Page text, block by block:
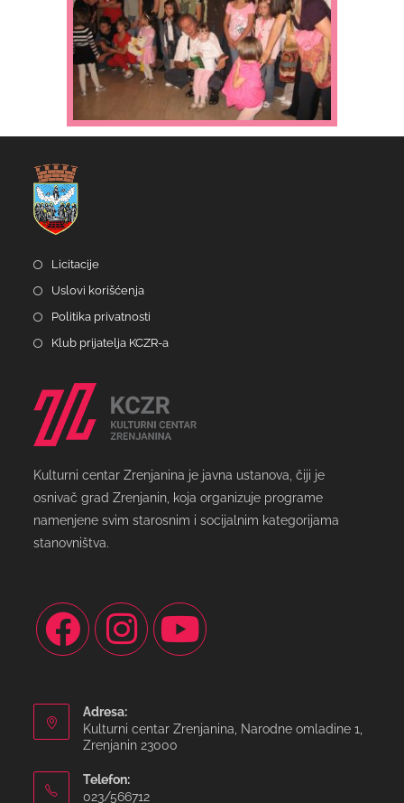
Licitacije
Uslovi korišćenja
Politika privatnosti
Klub prijatelja KCZR-a
Kulturni centar Zrenjanina je javna ustanova, čiji je
osnivač grad Zrenjanin, koja organizuje programe
namenjene svim starosnim i socijalnim kategorijama
stanovništva.
Adresa:
Kulturni centar Zrenjanina, Narodne omladine 1,
Zrenjanin 23000
Telefon:
023/566712